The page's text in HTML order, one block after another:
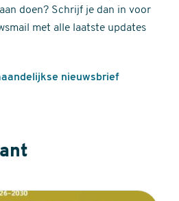
doen? Schrijf je dan in voor
met alle laatste updates
nieuwsbrief